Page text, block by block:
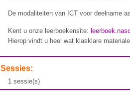
De modaliteiten van ICT voor deelname
Kent u onze leerboekensite:
Hierop vindt u heel wat klasklare
Sessies:
1 sessie(s)